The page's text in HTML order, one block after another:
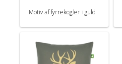
Motiv af fyrrekogler i guld